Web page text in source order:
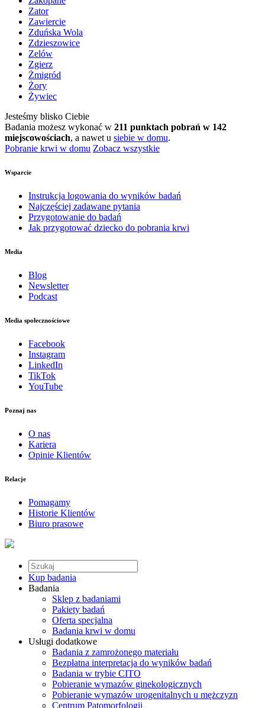
Zator
Zawiercie
Zduńska Wola
Zdzieszowice
Zelów
Zgierz
Żmigród
Żory
Żywiec
Jesteśmy blisko Ciebie
Badania możesz wykonać w 211 punktach pobrań w 142
miejscowościach, a nawet u siebie w domu.
Pobranie krwi w domu Zobacz wszystkie
Wsparcie
Instrukcja logowania do wyników badań
Najczęściej zadawane pytania
Przygotowanie do badań
Jak przygotować dziecko do pobrania krwi
Media
Blog
Newsletter
Podcast
Media społecznościowe
Facebook
Instagram
LinkedIn
TikTok
YouTube
Poznaj nas
O nas
Kariera
Opinie Klientów
Relacje
Pomagamy
Historie Klientów
Biuro prasowe
Kup badania
Badania
Sklep z badaniami
Pakiety badań
Oferta specjalna
Badania krwi w domu
Usługi dodatkowe
Badania z zamrożonego materiału
Bezpłatna interpretacja do wyników badań
Badania w trybie CITO
Pobieranie wymazów ginekologicznych
Pobieranie wymazów urogenitalnych u mężczyzn
Centrum Patomorfologii